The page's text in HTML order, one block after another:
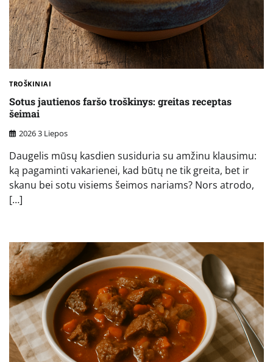
TROŠKINIAI
Sotus jautienos faršo troškinys: greitas receptas
šeimai
2026 3 Liepos
Daugelis mūsų kasdien susiduria su amžinu klausimu:
ką pagaminti vakarienei, kad būtų ne tik greita, bet ir
skanu bei sotu visiems šeimos nariams? Nors atrodo,
[…]